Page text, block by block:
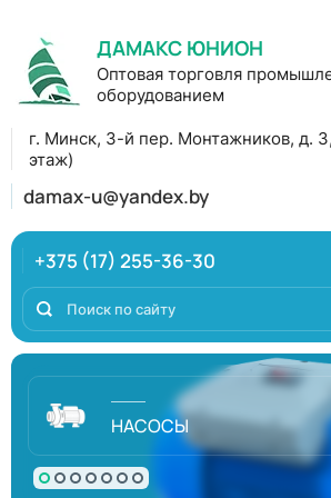
ДАМАКС ЮНИОН
Оптовая торговля
оборудованием
г. Минск, 3-й пер. Монтажников, д.
этаж)
damax-u@yandex.by
+375 (17) 255-36-30
НАСОСЫ